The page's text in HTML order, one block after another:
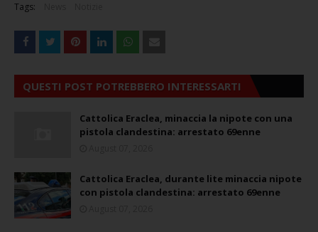
Tags:
QUESTI POST POTREBBERO INTERESSARTI
Cattolica Eraclea, minaccia la nipote con una
pistola clandestina: arrestato 69enne
Cattolica Eraclea, durante lite minaccia nipote
con pistola clandestina: arrestato 69enne